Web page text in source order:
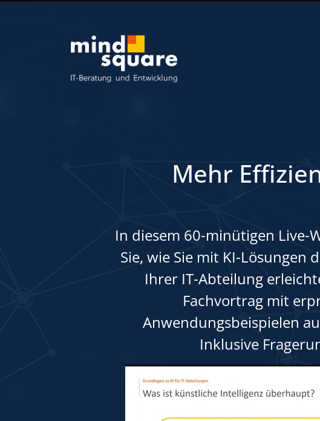
Mehr
In diesem 60-minütigen Live-
Sie, wie Sie mit KI-Lösungen
Ihrer IT-Abteilung
Fachvortrag mit
Anwendungsbeispielen
Inklusive